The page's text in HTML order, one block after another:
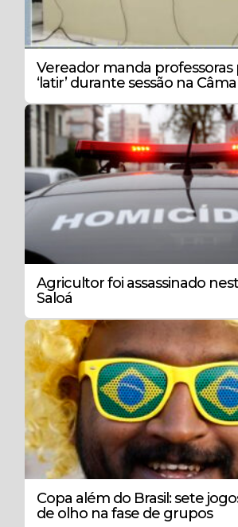
Vereador manda
‘latir’ durante sessão na
Agricultor foi assassinado
Saloá
Copa além do Brasil: sete
de olho na fase de grupos